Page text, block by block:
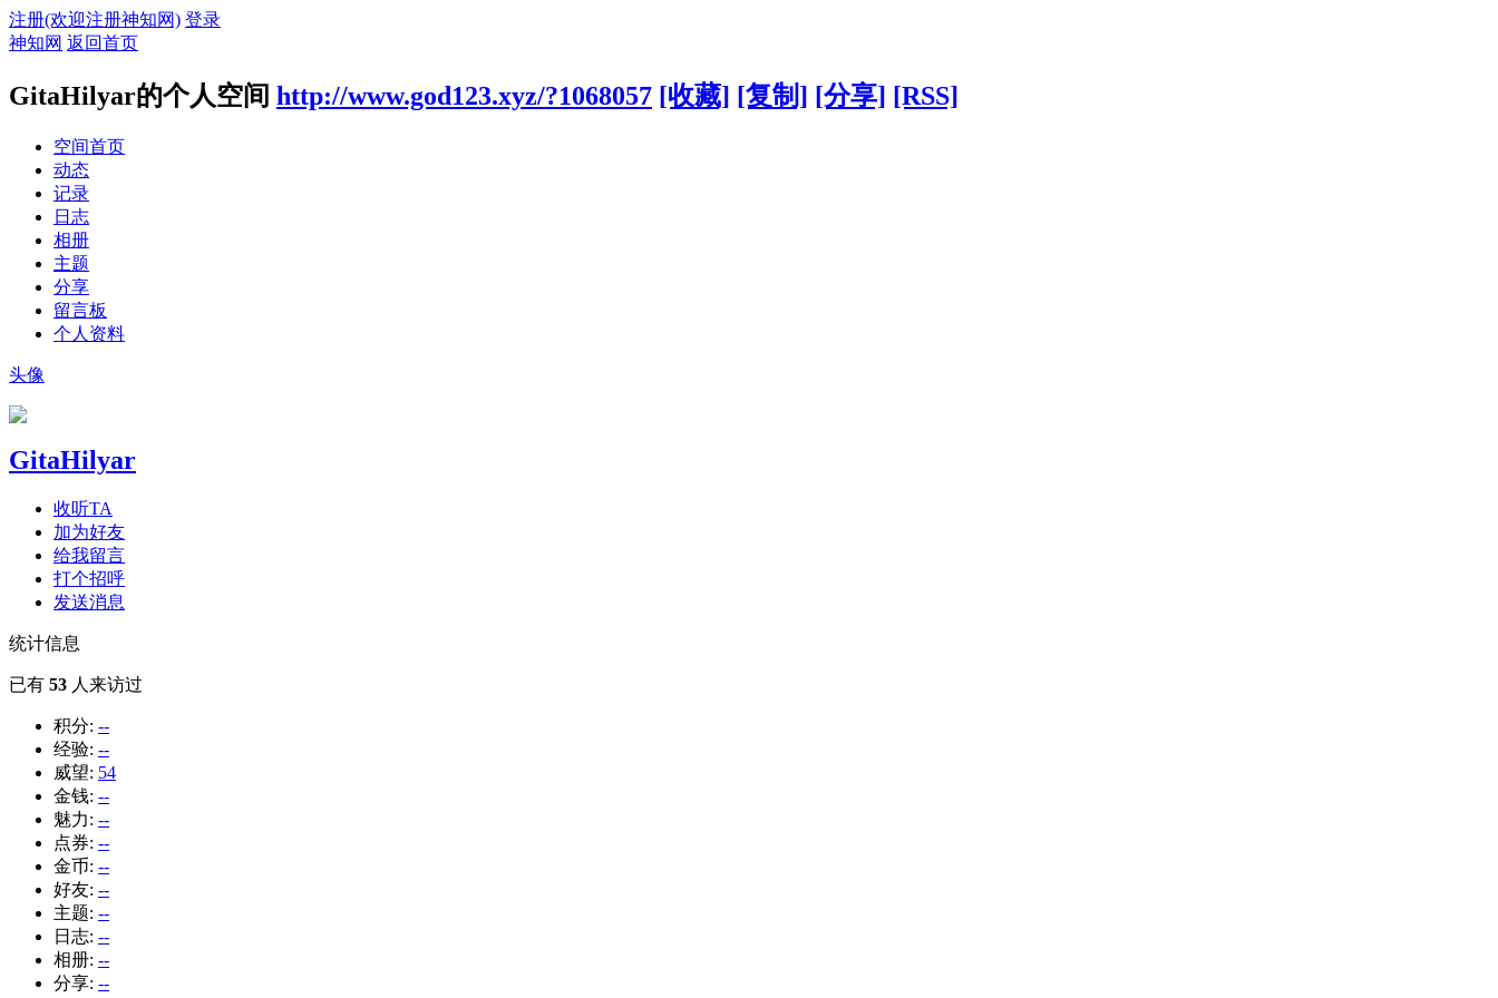
注册(欢迎注册神知网) 登录
神知网 返回首页
GitaHilyar的个人空间 http://www.god123.xyz/?1068057 [收藏] [复制] [分享] [RSS]
空间首页
动态
记录
日志
相册
主题
分享
留言板
个人资料
头像
GitaHilyar
收听TA
加为好友
给我留言
打个招呼
发送消息
统计信息
已有 53 人来访过
积分: --
经验: --
威望: 54
金钱: --
魅力: --
点券: --
金币: --
好友: --
主题: --
日志: --
相册: --
分享: --